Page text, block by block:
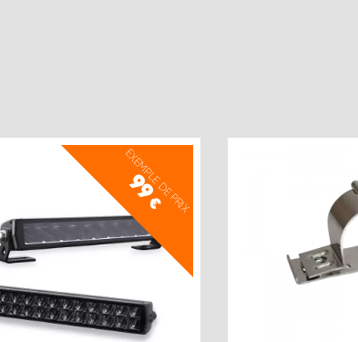
EXEMPLE DE PRIX
99
€